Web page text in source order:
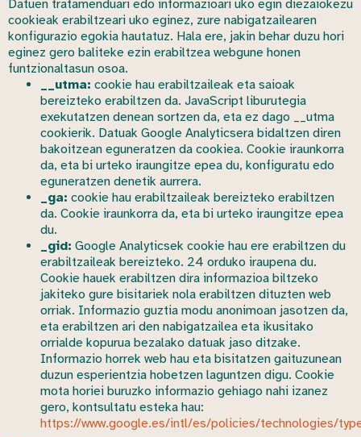
Datuen tratamenduari edo informazioari uko egin diezaiokezu
cookieak erabiltzeari uko eginez, zure nabigatzailearen
konfigurazio egokia hautatuz. Hala ere, jakin behar duzu hori
eginez gero baliteke ezin erabiltzea webgune honen
funtzionaltasun osoa.
__utma: cookie hau erabiltzaileak eta saioak
bereizteko erabiltzen da. JavaScript liburutegia
exekutatzen denean sortzen da, eta ez dago __utma
cookierik. Datuak Google Analyticsera bidaltzen diren
bakoitzean eguneratzen da cookiea. Cookie iraunkorra
da, eta bi urteko iraungitze epea du, konfiguratu edo
eguneratzen denetik aurrera.
_ga: cookie hau erabiltzaileak bereizteko erabiltzen
da. Cookie iraunkorra da, eta bi urteko iraungitze epea
du.
_gid: Google Analyticsek cookie hau ere erabiltzen du
erabiltzaileak bereizteko. 24 orduko iraupena du.
Cookie hauek erabiltzen dira informazioa biltzeko
jakiteko gure bisitariek nola erabiltzen dituzten web
orriak. Informazio guztia modu anonimoan jasotzen da,
eta erabiltzen ari den nabigatzailea eta ikusitako
orrialde kopurua bezalako datuak jaso ditzake.
Informazio horrek web hau eta bisitatzen gaituzunean
duzun esperientzia hobetzen laguntzen digu. Cookie
mota horiei buruzko informazio gehiago nahi izanez
gero, kontsultatu esteka hau:
https://www.google.es/intl/es/policies/technologies/